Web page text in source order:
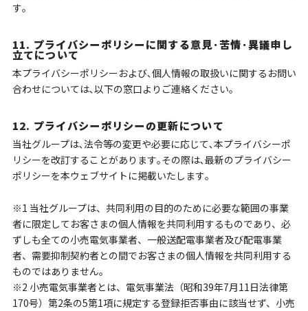
す｡
11. プライバシーポリシーに関する意見･苦情･異議申し
立てについて
本プライバシーポリシーおよび､個人情報の取扱いに関するお問い
合わせについては､以下の窓口よりご連絡ください｡
12. プライバシーポリシーの更新について
当社グループは､法令等の変更や必要に応じて､本プライバシーポ
リシーを改訂することがあります｡その際は､最新のプライバシー
ポリシーを本ウェブサイトに掲載いたします｡
※1 当社グループは、共同利用の目的のために必要な範囲の事業
者に限定してお客さまの個人情報を共同利用するものであり、必
ずしも全ての小売電気事業者、一般送配電事業者及び配電事業
者、需要抑制契約者との間でお客さまの個人情報を共同利用する
ものではありません。
※2 小売電気事業者とは、電気事業法（昭和39年7月11日法律第
170号）第2条の5第1項に規定する登録拒否事由に該当せず、小売